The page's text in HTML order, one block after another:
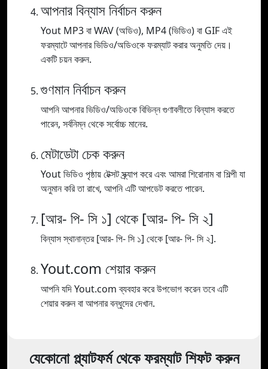
আপনার বিন্যাস নির্বাচন করুন
Yout MP3 বা WAV (অডিও), MP4 (ভিডিও) বা GIF এই
ফরম্যাটে আপনার ভিডিও/অডিওকে ফরম্যাট করার অনুমতি দেয়।
একটি চয়ন করুন.
গুণমান নির্বাচন করুন
আপনি আপনার ভিডিও/অডিওকে বিভিন্ন গুণাবলীতে বিন্যাস করতে
পারেন, সর্বনিম্ন থেকে সর্বোচ্চ মানের.
মেটাডেটা চেক করুন
Yout ভিডিও পৃষ্ঠায় টেক্সট স্ক্র্যাপ করে এবং আমরা শিরোনাম বা শিল্পী যা
অনুমান করি তা রাখে, আপনি এটি আপডেট করতে পারেন.
[আর- পি- সি ১] থেকে [আর- পি- সি ২]
বিন্যাস স্থানান্তর [আর- পি- সি ১] থেকে [আর- পি- সি ২].
Yout.com শেয়ার করুন
আপনি যদি Yout.com ব্যবহার করে উপভোগ করেন তবে এটি
শেয়ার করুন বা আপনার বন্ধুদের দেখান.
যেকোনো প্ল্যাটফর্ম থেকে ফরম্যাট শিফট করুন